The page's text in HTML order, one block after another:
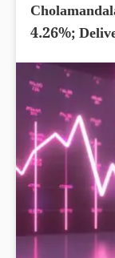
4.26%;